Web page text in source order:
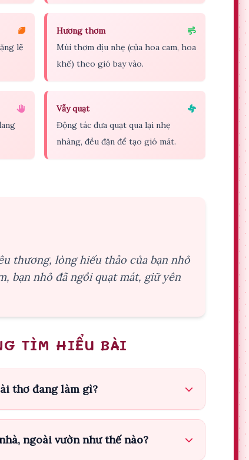
lẽ
Hương thơm
Mùi thơm dịu nhẹ (của hoa cam, hoa
khế) theo gió bay vào.
Vẫy quạt
Động tác đưa quạt qua lại nhẹ
nhàng, đều đặn để tạo gió mát.
thương, lòng hiếu thảo của bạn nhỏ
bạn nhỏ đã ngồi quạt mát, giữ yên
TÌM HIỂU BÀI
thơ đang làm gì?
ngoài vườn như thế nào?